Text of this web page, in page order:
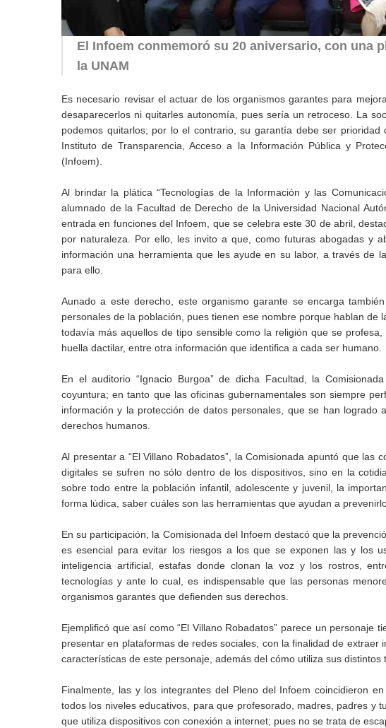
El Infoem conmemoró su 20 aniversario, con una
la UNAM
Es necesario revisar el actuar de los organismos garantes para
desaparecerlos ni quitarles autonomía, pues sería un retroceso. La
podemos quitarlos; por lo el contrario, su garantía debe ser
Instituto de Transparencia, Acceso a la Información Pública y
(Infoem).
Al brindar la plática “Tecnologías de la Información y las
alumnado de la Facultad de Derecho de la Universidad Nacional
entrada en funciones del Infoem, que se celebra este 30 de abril,
por naturaleza. Por ello, les invito a que, como futuras abogadas y
información una herramienta que les ayude en su labor, a través de
para ello.
Aunado a este derecho, este organismo garante se encarga
personales de la población, pues tienen ese nombre porque hablan
todavía más aquellos de tipo sensible como la religión que se
huella dactilar, entre otra información que identifica a cada ser humano.
En el auditorio “Ignacio Burgoa” de dicha Facultad, la
coyuntura; en tanto que las oficinas gubernamentales son siempre
información y la protección de datos personales, que se han
derechos humanos.
Al presentar a “El Villano Robadatos”, la Comisionada apuntó que
digitales se sufren no sólo dentro de los dispositivos, sino en la
sobre todo entre la población infantil, adolescente y juvenil, la
forma lúdica, saber cuáles son las herramientas que ayudan a
En su participación, la Comisionada del Infoem destacó que la
es esencial para evitar los riesgos a los que se exponen las y los
inteligencia artificial, estafas donde clonan la voz y los rostros,
tecnologías y ante lo cual, es indispensable que las personas
organismos garantes que defienden sus derechos.
Ejemplificó que así como “El Villano Robadatos” parece un
presentar en plataformas de redes sociales, con la finalidad de
características de este personaje, además del cómo utiliza sus
Finalmente, las y los integrantes del Pleno del Infoem coincidieron
todos los niveles educativos, para que profesorado, madres, padres y
que utiliza dispositivos con conexión a internet; pues no se trata de